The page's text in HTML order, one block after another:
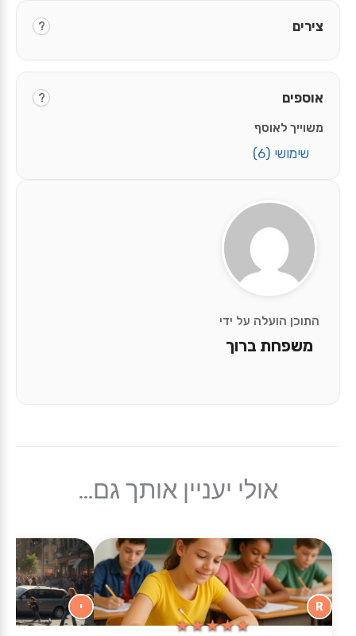
התוכן הועלה על ידי
משפחת ברוך
צירים ?
אוספים ?
משוייך לאוסף
שימושי (6)
אולי יעניין אותך גם...
★★★★★
★★★★★
R י